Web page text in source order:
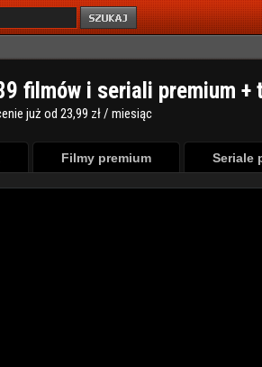
9 filmów i seriali premium +
już od 23,99 zł / miesiąc
Filmy premium Seriale